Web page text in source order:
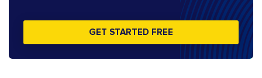
GET STARTED FREE